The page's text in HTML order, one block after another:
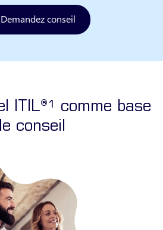
Demandez conseil
ITIL®¹ comme base
conseil